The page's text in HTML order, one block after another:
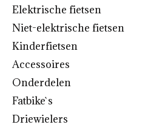
Elektrische fietsen
Niet-elektrische fietsen
Kinderfietsen
Accessoires
Onderdelen
Fatbike`s
Driewielers